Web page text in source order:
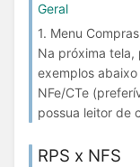
Geral
1. Menu
Na próxima tela,
exemplos
NFe/CTe
possua leitor de
RPS x NFS